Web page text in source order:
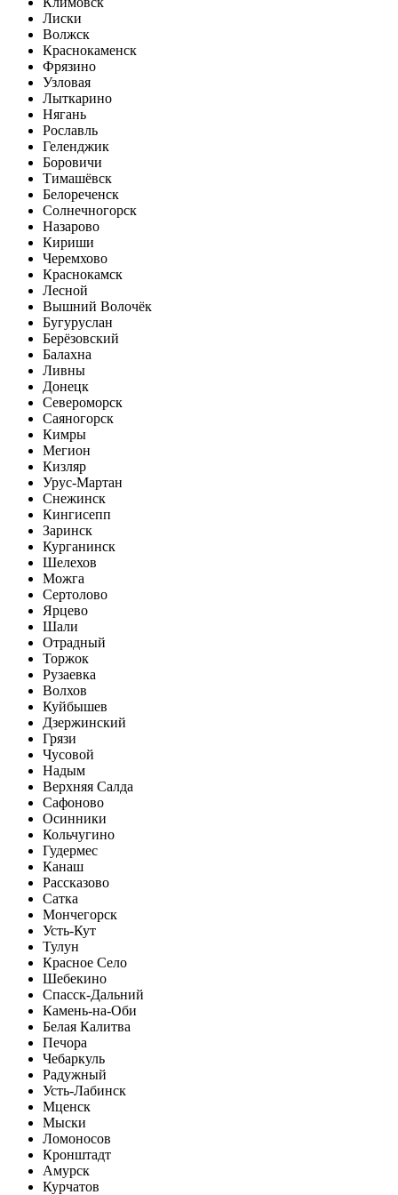
Лиски
Волжск
Краснокаменск
Фрязино
Узловая
Лыткарино
Нягань
Рославль
Геленджик
Боровичи
Тимашёвск
Белореченск
Солнечногорск
Назарово
Кириши
Черемхово
Краснокамск
Лесной
Вышний Волочёк
Бугуруслан
Берёзовский
Балахна
Ливны
Донецк
Североморск
Саяногорск
Кимры
Мегион
Кизляр
Урус-Мартан
Снежинск
Кингисепп
Заринск
Курганинск
Шелехов
Можга
Сертолово
Ярцево
Шали
Отрадный
Торжок
Рузаевка
Волхов
Куйбышев
Дзержинский
Грязи
Чусовой
Надым
Верхняя Салда
Сафоново
Осинники
Кольчугино
Гудермес
Канаш
Рассказово
Сатка
Мончегорск
Усть-Кут
Тулун
Красное Село
Шебекино
Спасск-Дальний
Камень-на-Оби
Белая Калитва
Печора
Чебаркуль
Радужный
Усть-Лабинск
Мценск
Мыски
Ломоносов
Кронштадт
Амурск
Курчатов